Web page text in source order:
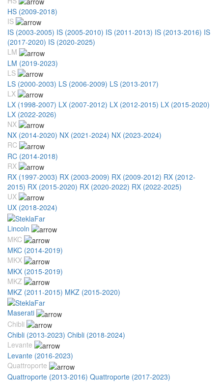
HS (2009-2018)
IS
IS (2003-2005) IS (2005-2010) IS (2011-2013) IS (2013-2016) IS
(2017-2020) IS (2020-2025)
LM
LM (2019-2023)
LS
LS (2000-2003) LS (2006-2009) LS (2013-2017)
LX
LX (1998-2007) LX (2007-2012) LX (2012-2015) LX (2015-2020)
LX (2022-2026)
NX
NX (2014-2020) NX (2021-2024) NX (2023-2024)
RC
RC (2014-2018)
RX
RX (1997-2003) RX (2003-2009) RX (2009-2012) RX (2012-
2015) RX (2015-2020) RX (2020-2022) RX (2022-2025)
UX
UX (2018-2024)
Lincoln
MKC
MKC (2014-2019)
MKX
MKX (2015-2019)
MKZ
MKZ (2011-2015) MKZ (2015-2020)
Maserati
Chibli
Chibli (2013-2023) Chibli (2018-2024)
Levante
Levante (2016-2023)
Quattroporte
Quattroporte (2013-2016) Quattroporte (2017-2023)